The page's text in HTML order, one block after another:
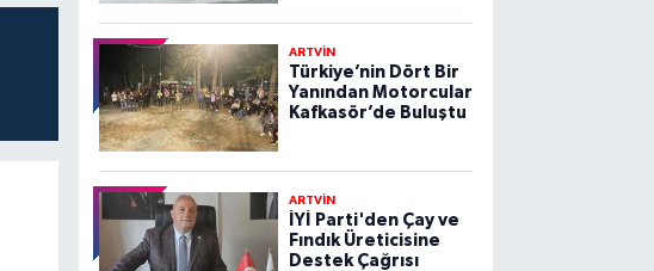
ARTVİN
Türkiye’nin Dört Bir
Yanından Motorcular
Kafkasör’de Buluştu
ARTVİN
İYİ Parti'den Çay ve
Fındık Üreticisine
Destek Çağrısı